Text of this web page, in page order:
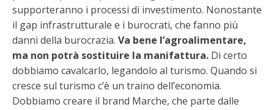
supporteranno i processi di investimento. Nonostante
il gap infrastrutturale e i burocrati, che fanno più
danni della burocrazia. Va bene l’agroalimentare,
ma non potrà sostituire la manifattura. Di certo
dobbiamo cavalcarlo, legandolo al turismo. Quando si
cresce sul turismo c’è un traino dell’economia.
Dobbiamo creare il brand Marche, che parte dalle